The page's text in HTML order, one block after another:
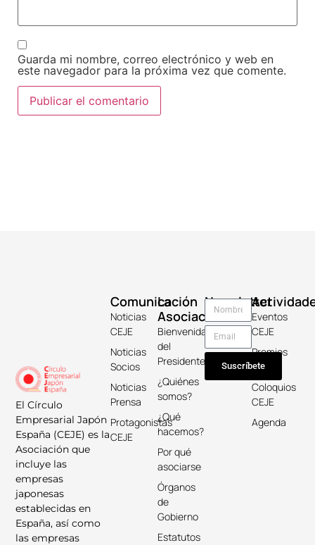
Guarda mi nombre, correo electrónico y web en
este navegador para la próxima vez que comente.
El Círculo
Empresarial Japón
España (CEJE) es la
Asociación que
incluye las
empresas
japonesas
establecidas en
España, así como
las empresas
La
Asociación
Bienvenida
del
Presidente
¿Quiénes
somos?
¿Qué
hacemos?
Por qué
asociarse
Órganos
de
Gobierno
Estatutos
Comunicación
Noticias
CEJE
Noticias
Socios
Noticias
Prensa
Protagonistas
CEJE
Eventos
CEJE
Premios
Keicho
Coloquios
CEJE
Agenda
Newsletter
Suscríbete